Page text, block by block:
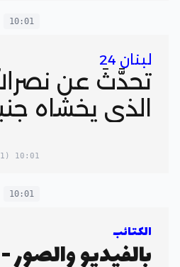
10:01
لبنان 24
تحدَّثَ عن
الذي يخشاه
10:01
(08:01 in your timezone)
10:01
الكتائب
بالفيديو